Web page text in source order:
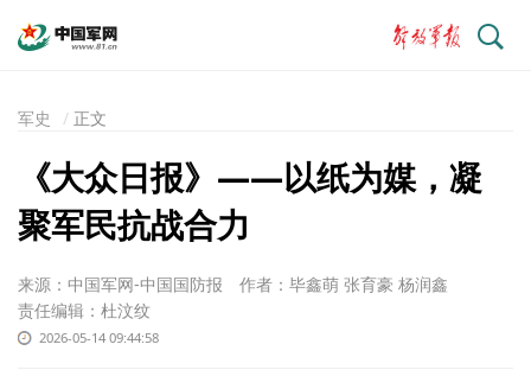
搜
索
军史 正文
《大众日报》——以纸为媒，凝
聚军民抗战合力
来源：中国军网-中国国防报
作者：毕鑫萌 张育豪 杨润鑫
责任编辑：杜汶纹
2026-05-14 09:44:58